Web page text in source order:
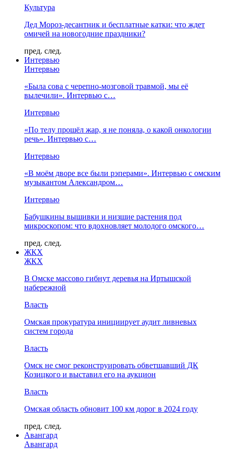
Культура
Дед Мороз-десантник и бесплатные катки: что ждет
омичей на новогодние праздники?
пред. след.
Интервью
Интервью
«Была сова с черепно-мозговой травмой, мы её
вылечили». Интервью с…
Интервью
«По телу прошёл жар, я не поняла, о какой онкологии
речь». Интервью с…
Интервью
«В моём дворе все были рэперами». Интервью с омским
музыкантом Александром…
Интервью
Бабушкины вышивки и низшие растения под
микроскопом: что вдохновляет молодого омского…
пред. след.
ЖКХ
ЖКХ
В Омске массово гибнут деревья на Иртышской
набережной
Власть
Омская прокуратура инициирует аудит ливневых
систем города
Власть
Омск не смог реконструировать обветшавший ДК
Козицкого и выставил его на аукцион
Власть
Омская область обновит 100 км дорог в 2024 году
пред. след.
Авангард
Авангард